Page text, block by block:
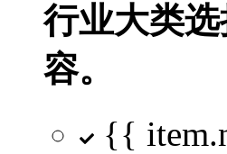
行业大类
容。
{{